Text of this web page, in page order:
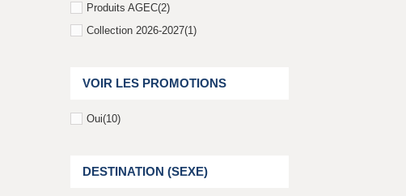
Produits AGEC(2)
Collection 2026-2027(1)
VOIR LES PROMOTIONS
Oui(10)
DESTINATION (SEXE)